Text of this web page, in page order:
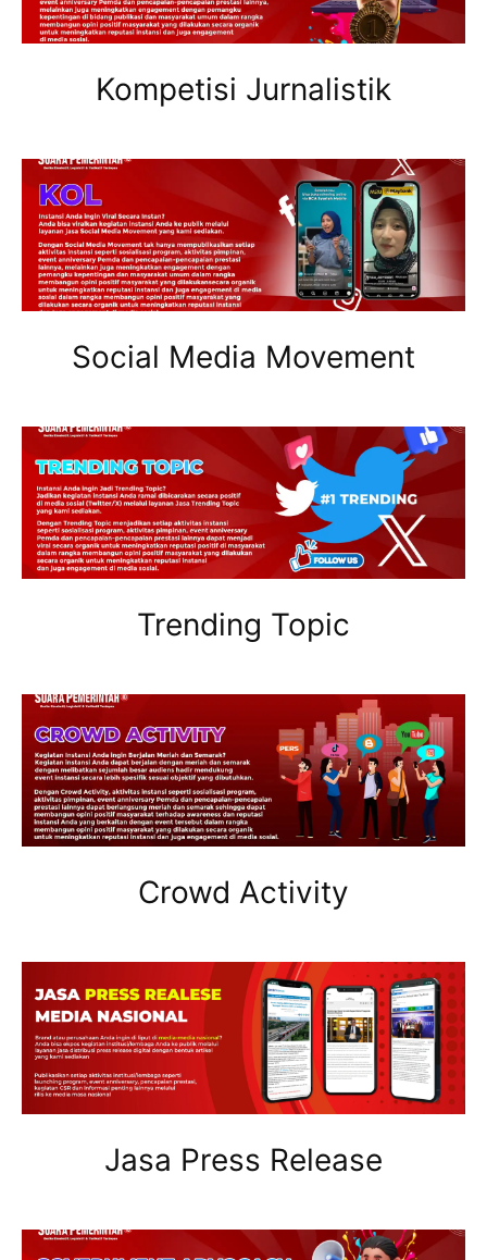
Kompetisi Jurnalistik
Social Media Movement
Trending Topic
Crowd Activity
Jasa Press Release